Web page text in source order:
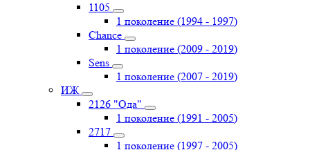
1105
1 поколение (1994 - 1997)
Chance
1 поколение (2009 - 2019)
Sens
1 поколение (2007 - 2019)
ИЖ
2126 "Ода"
1 поколение (1991 - 2005)
2717
1 поколение (1997 - 2005)